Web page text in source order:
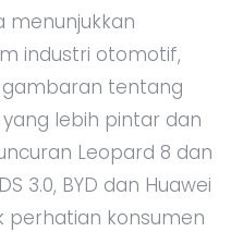
menunjukkan
industri otomotif,
tentang
lebih pintar dan
Leopard 8 dan
3.0, BYD dan Huawei
konsumen